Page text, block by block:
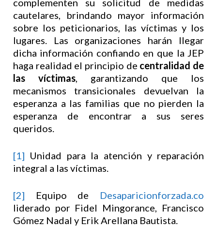
complementen su solicitud de medidas
cautelares, brindando mayor información
sobre los peticionarios, las víctimas y los
lugares. Las organizaciones harán llegar
dicha información confiando en que la JEP
haga realidad el principio de centralidad de
las víctimas, garantizando que los
mecanismos transicionales devuelvan la
esperanza a las familias que no pierden la
esperanza de encontrar a sus seres
queridos.
[1] Unidad para la atención y reparación
integral a las víctimas.
[2] Equipo de Desaparicionforzada.co
liderado por Fidel Mingorance, Francisco
Gómez Nadal y Erik Arellana Bautista.